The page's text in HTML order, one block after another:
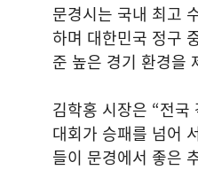
문경시는 국내 최고
하며 대한민국 정구
준 높은 경기 환경을
김학홍 시장은 “전국
대회가 승패를 넘어
들이 문경에서 좋은